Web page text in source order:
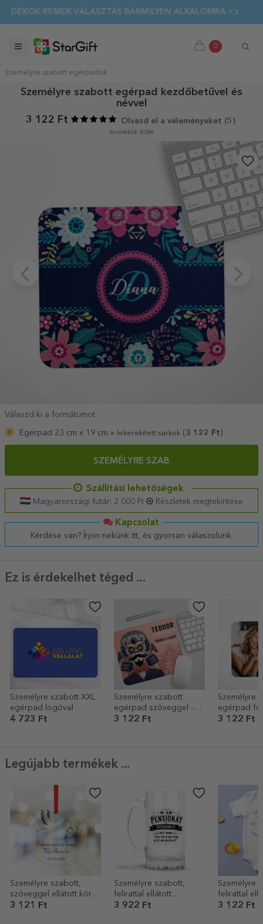
REMEK VÁLASZTÁS BÁRMILYEN ALKALOMRA 👈 FEDEZD
0
Személyre szabott egérpadok
Személyre szabott egérpad kezdőbetűvel és
névvel
3 122 Ft
Olvasd el a véleményeket (5 )
Termékkód: 8386
Válaszd ki a formátumot
Egérpad 23 cm x 19 cm » lekerekített sarkok ( 3 122 Ft )
SZEMÉLYRE SZAB
Szállítási lehetőségek
Magyarországi futár: 2 000 Ft Részletek megtekintése
Kapcsolat
Kérdése van? Írjon nekünk itt, és gyorsan válaszolunk.
Ez is érdekelhet téged ...
Személyre szabott XXL
egérpad logóval
4 723 Ft
Személyre szabott
egérpad szöveggel -
Cyborg
3 122 Ft
Személyre
egérpad
3 122 Ft
Legújabb termékek ...
Személyre szabott,
szöveggel ellátott kör
alakú dísz – Üdvözöljük
3 121 Ft
Személyre szabott,
felirattal ellátott
söröskorsó – Nyugdíjas
3 922 Ft
Személyre
felirattal
3 122 Ft